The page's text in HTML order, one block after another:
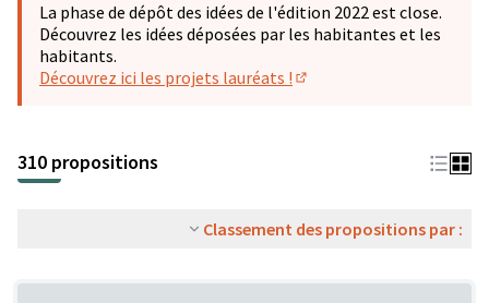
La phase de dépôt des idées de l'édition 2022 est close.
Découvrez les idées déposées par les habitantes et les
habitants.
Découvrez ici les projets lauréats !
310 propositions
Classement des propositions par :